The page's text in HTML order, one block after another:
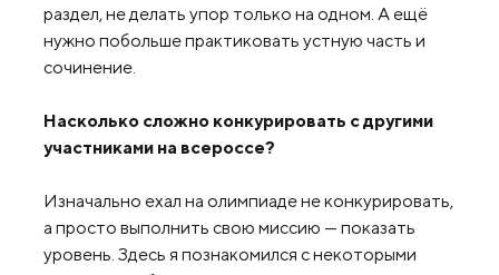
раздел, не делать упор только на одном. А ещё
нужно побольше практиковать устную часть и
сочинение.
Насколько сложно конкурировать с другими
участниками на всероссе?
Изначально ехал на олимпиаде не конкурировать,
а просто выполнить свою миссию — показать
уровень. Здесь я познакомился с некоторыми